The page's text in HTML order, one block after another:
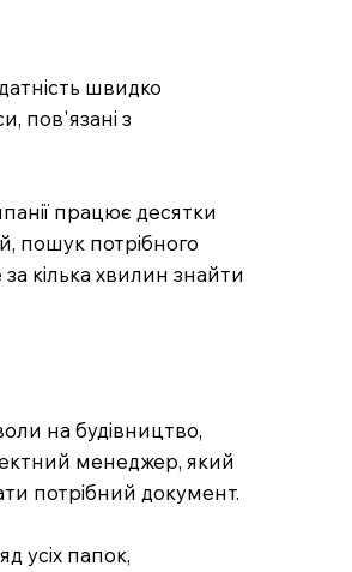
швидко
пов'язані з
працює десятки
пошук потрібного
кілька хвилин знайти
на будівництво,
менеджер, який
потрібний документ.
усіх папок,